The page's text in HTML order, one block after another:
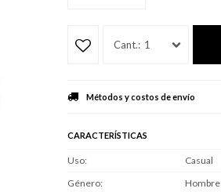
1
Métodos y costos de envío
CARACTERÍSTICAS
Uso
Casual
Género
Hombre